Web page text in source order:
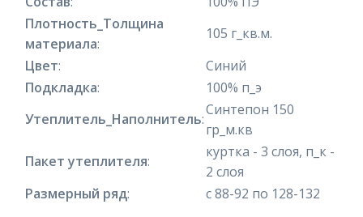
Плотность_Толщина
материала:
105 г_кв.м.
Цвет:
Синий
Подкладка:
100% п_э
Утеплитель_Наполнитель:
Синтепон 150
гр_м.кв
Пакет утеплителя:
куртка - 3 слоя, п_к -
2 слоя
Размерный ряд: с 88-92 по 128-132